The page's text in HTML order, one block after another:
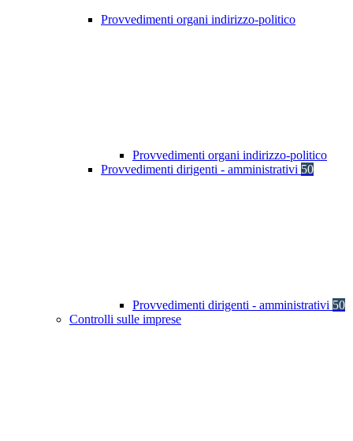
Provvedimenti organi indirizzo-politico
Provvedimenti organi indirizzo-politico
Provvedimenti dirigenti - amministrativi 50
Provvedimenti dirigenti - amministrativi 50
Controlli sulle imprese